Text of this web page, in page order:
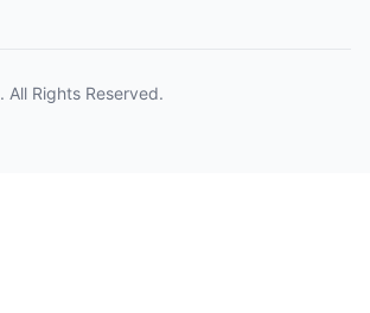
. All Rights Reserved.